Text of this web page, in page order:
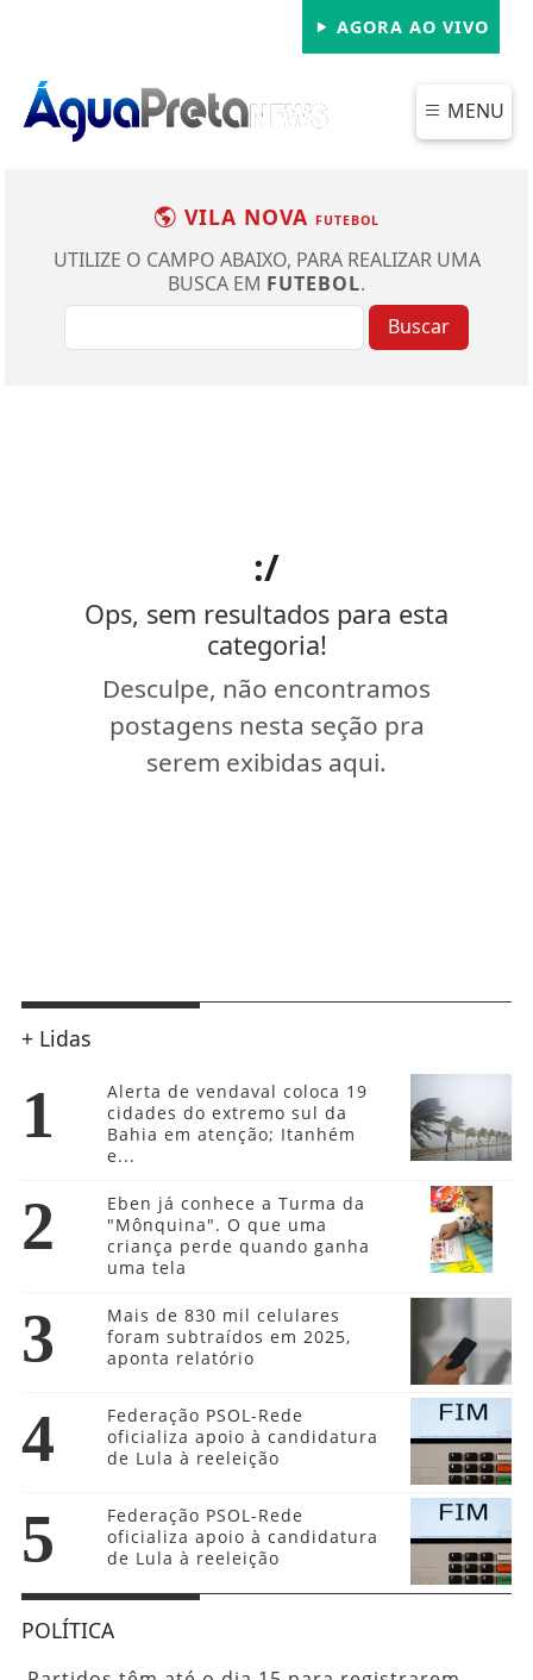
AGORA AO VIVO
MENU
VILA NOVA FUTEBOL
UTILIZE O CAMPO ABAIXO, PARA REALIZAR UMA
BUSCA EM FUTEBOL.
Buscar
:/
Ops, sem resultados para esta
categoria!
Desculpe, não encontramos
postagens nesta seção pra
serem exibidas aqui.
+ Lidas
1
Alerta de vendaval coloca 19
cidades do extremo sul da
Bahia em atenção; Itanhém
e...
2
Eben já conhece a Turma da
"Mônquina". O que uma
criança perde quando ganha
uma tela
3
Mais de 830 mil celulares
foram subtraídos em 2025,
aponta relatório
4
Federação PSOL-Rede
oficializa apoio à candidatura
de Lula à reeleição
5
Federação PSOL-Rede
oficializa apoio à candidatura
de Lula à reeleição
POLÍTICA